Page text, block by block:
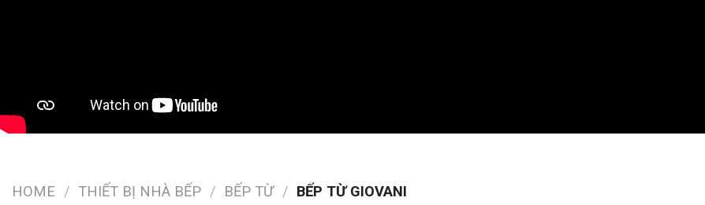
HOME / THIẾT BỊ NHÀ BẾP / BẾP TỪ / BẾP TỪ GIOVANI